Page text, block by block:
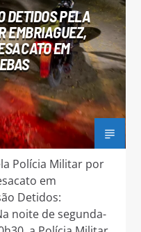
DETIDOS PELA
EMBRIAGUEZ,
EM
Polícia Militar por
em
Detidos:
noite de segunda-